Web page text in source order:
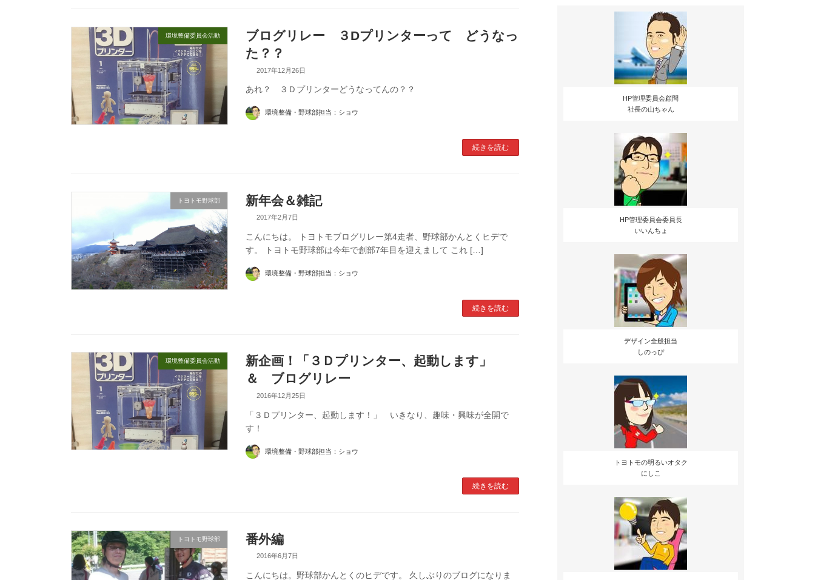
環境整備委員会活動
ブログリレー ３Dプリンターって どうなっ
た？？
2017年12月26日
あれ？ ３Ｄプリンターどうなってんの？？
環境整備・野球部担当：ショウ
続きを読む
トヨトモ野球部 新年会＆雑記
2017年2月7日
こんにちは。 トヨトモブログリレー第4走者、野球部かんとくヒデで
す。 トヨトモ野球部は今年で創部7年目を迎えまして これ […]
環境整備・野球部担当：ショウ
続きを読む
環境整備委員会活動
新企画！「３Ｄプリンター、起動します」
＆ ブログリレー
2016年12月25日
「３Ｄプリンター、起動します！」 いきなり、趣味・興味が全開で
す！
環境整備・野球部担当：ショウ
続きを読む
トヨトモ野球部 番外編
2016年6月7日
こんにちは。野球部かんとくのヒデです。 久しぶりのブログになりま
HP管理委員会顧問
社長の山ちゃん
HP管理委員会委員長
いいんちょ
デザイン全般担当
しのっぴ
トヨトモの明るいオタク
にしこ